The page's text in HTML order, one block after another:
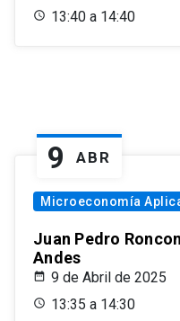
13:40 a 14:40
9 ABR
Microeconomía
Juan Pedro
Andes
9 de Abril de 2025
13:35 a 14:30